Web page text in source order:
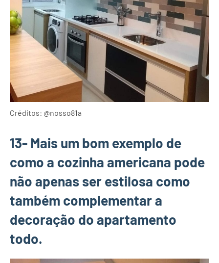
Créditos: @nosso81a
13- Mais um bom exemplo de
como a cozinha americana pode
não apenas ser estilosa como
também complementar a
decoração do apartamento
todo.